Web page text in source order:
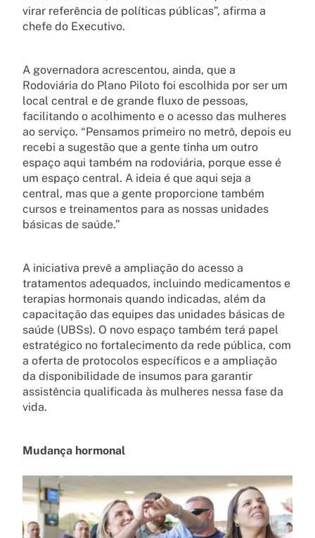
virar referência de políticas públicas”, afirma a
chefe do Executivo.
A governadora acrescentou, ainda, que a
Rodoviária do Plano Piloto foi escolhida por ser um
local central e de grande fluxo de pessoas,
facilitando o acolhimento e o acesso das mulheres
ao serviço. “Pensamos primeiro no metrô, depois eu
recebi a sugestão que a gente tinha um outro
espaço aqui também na rodoviária, porque esse é
um espaço central. A ideia é que aqui seja a
central, mas que a gente proporcione também
cursos e treinamentos para as nossas unidades
básicas de saúde.”
A iniciativa prevê a ampliação do acesso a
tratamentos adequados, incluindo medicamentos e
terapias hormonais quando indicadas, além da
capacitação das equipes das unidades básicas de
saúde (UBSs). O novo espaço também terá papel
estratégico no fortalecimento da rede pública, com
a oferta de protocolos específicos e a ampliação
da disponibilidade de insumos para garantir
assistência qualificada às mulheres nessa fase da
vida.
Mudança hormonal